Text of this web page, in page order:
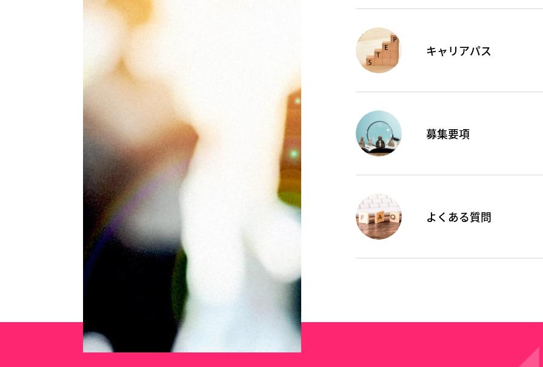
キャリアパス
募集要項
よくある質問